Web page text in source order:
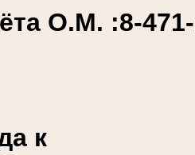
О.М. :8-
к